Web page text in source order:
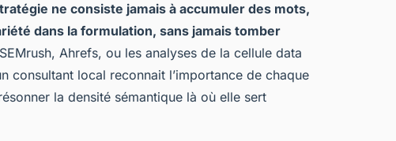
ne consiste jamais à accumuler des mots,
dans la formulation, sans jamais tomber
Ahrefs, ou les analyses de la cellule data
consultant local reconnait l’importance de chaque
la densité sémantique là où elle sert